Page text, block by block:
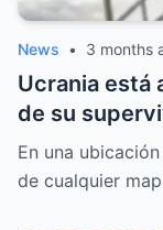
News • 3 months
Ucrania está
de su
máquinas
soldados en
En una
de cualquier